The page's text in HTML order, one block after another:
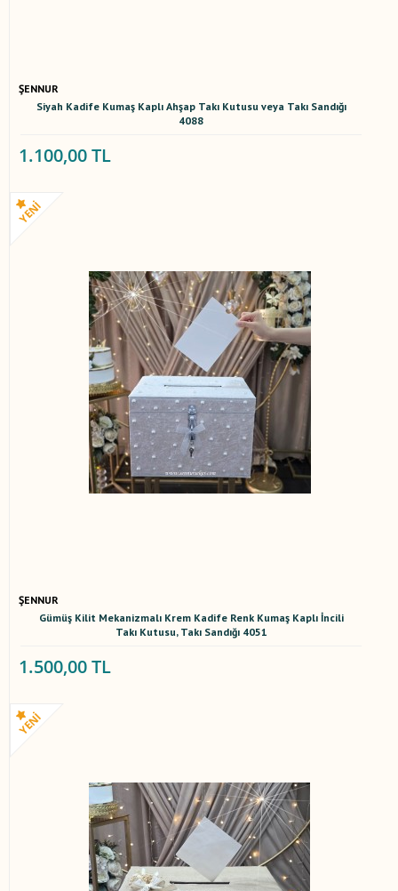
ŞENNUR
Siyah Kadife Kumaş Kaplı Ahşap Takı Kutusu veya Takı Sandığı
4088
1.100,00 TL
ŞENNUR
Gümüş Kilit Mekanizmalı Krem Kadife Renk Kumaş Kaplı İncili
Takı Kutusu, Takı Sandığı 4051
1.500,00 TL